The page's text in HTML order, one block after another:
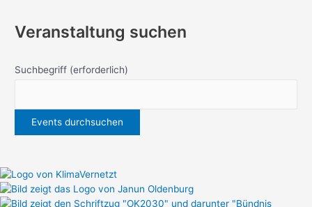
Veranstaltung suchen
Suchbegriff (erforderlich)